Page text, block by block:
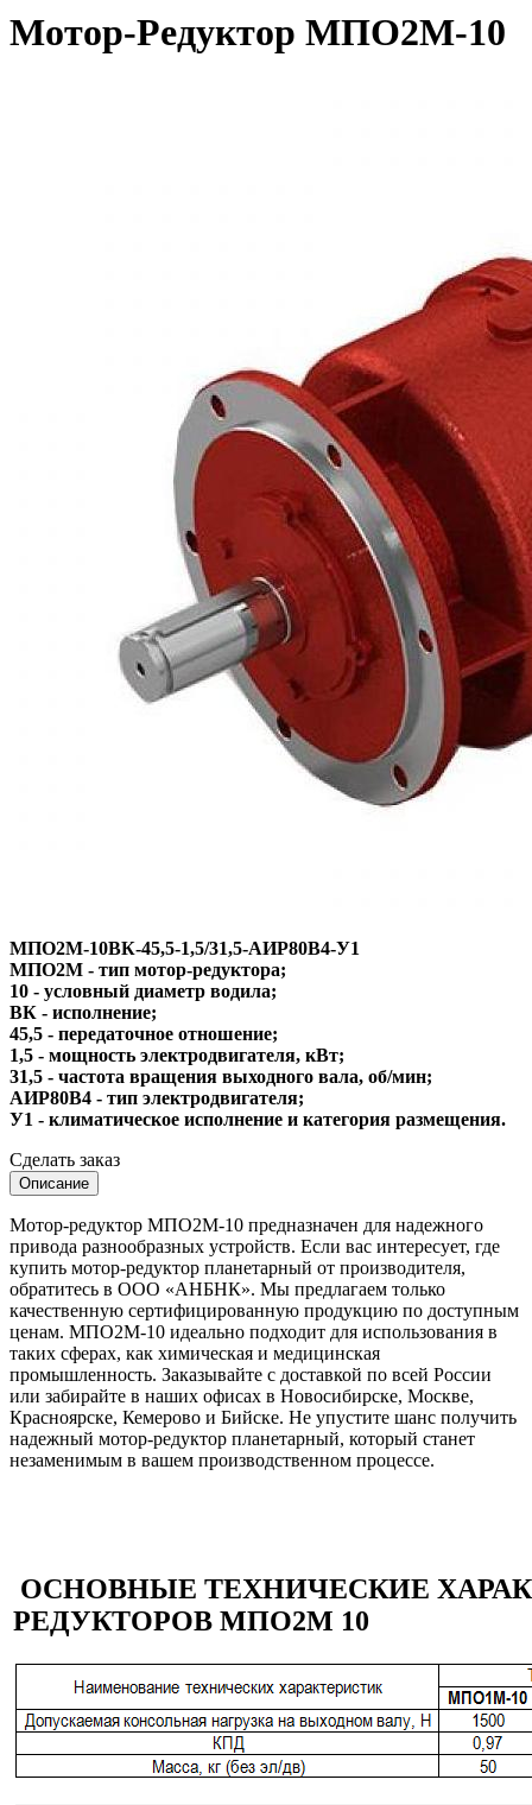
Мотор-Редуктор МПО2М-10
МПО2М-10ВК-45,5-1,5/31,5-АИР80B4-У1
МПО2М - тип мотор-редуктора;
10 - условный диаметр водила;
ВК - исполнение;
45,5 - передаточное отношение;
1,5 - мощность электродвигателя, кВт;
31,5 - частота вращения выходного вала, об/мин;
АИР80B4 - тип электродвигателя;
У1 - климатическое исполнение и категория размещения.
Сделать заказ
Описание
Мотор-редуктор МПО2М-10 предназначен для надежного
привода разнообразных устройств. Если вас интересует, где
купить мотор-редуктор планетарный от производителя,
обратитесь в ООО «АНБНК». Мы предлагаем только
качественную сертифицированную продукцию по доступным
ценам. МПО2М-10 идеально подходит для использования в
таких сферах, как химическая и медицинская
промышленность. Заказывайте с доставкой по всей России
или забирайте в наших офисах в Новосибирске, Москве,
Красноярске, Кемерово и Бийске. Не упустите шанс получить
надежный мотор-редуктор планетарный, который станет
незаменимым в вашем производственном процессе.
ОСНОВНЫЕ ТЕХНИЧЕСКИЕ
РЕДУКТОРОВ МПО2М 10